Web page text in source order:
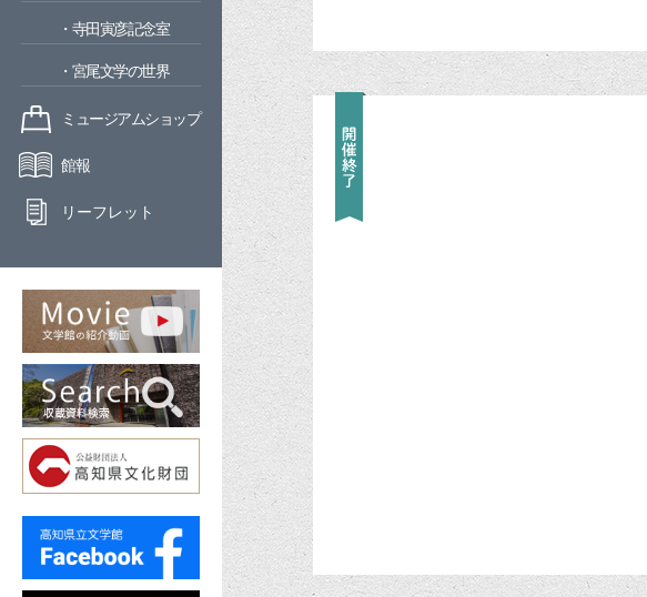
・寺田寅彦記念室
・宮尾文学の世界
ミュージアムショップ
館報
リーフレット